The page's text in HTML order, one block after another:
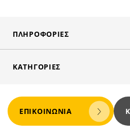
ΠΛΗΡΟΦΟΡΊΕΣ
ΚΑΤΗΓΟΡΊΕΣ
ΕΠΙΚΟΙΝΩΝΊΑ